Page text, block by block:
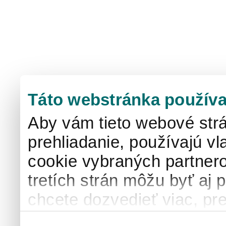
Táto webstránka
Aby vám tieto webové
prehliadanie, používajú
cookie vybraných
tretích strán môžu byť aj
chcete dozvedieť viac,